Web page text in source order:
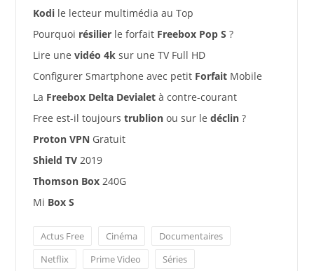
Kodile lecteur multimédia au Top
Pourquoi résilierle forfait Freebox Pop S ?
Lire une vidéo 4ksur une TV Full HD
Configurer Smartphone avec petit ForfaitMobile
La Freebox Delta Devialetà contre-courant
Free est-il toujours trublionou sur le déclin?
Proton VPN Gratuit
Shield TV2019
Thomson Box240G
Mi Box S
Actus Free Cinéma
Documentaires
Netflix
Prime Video Séries